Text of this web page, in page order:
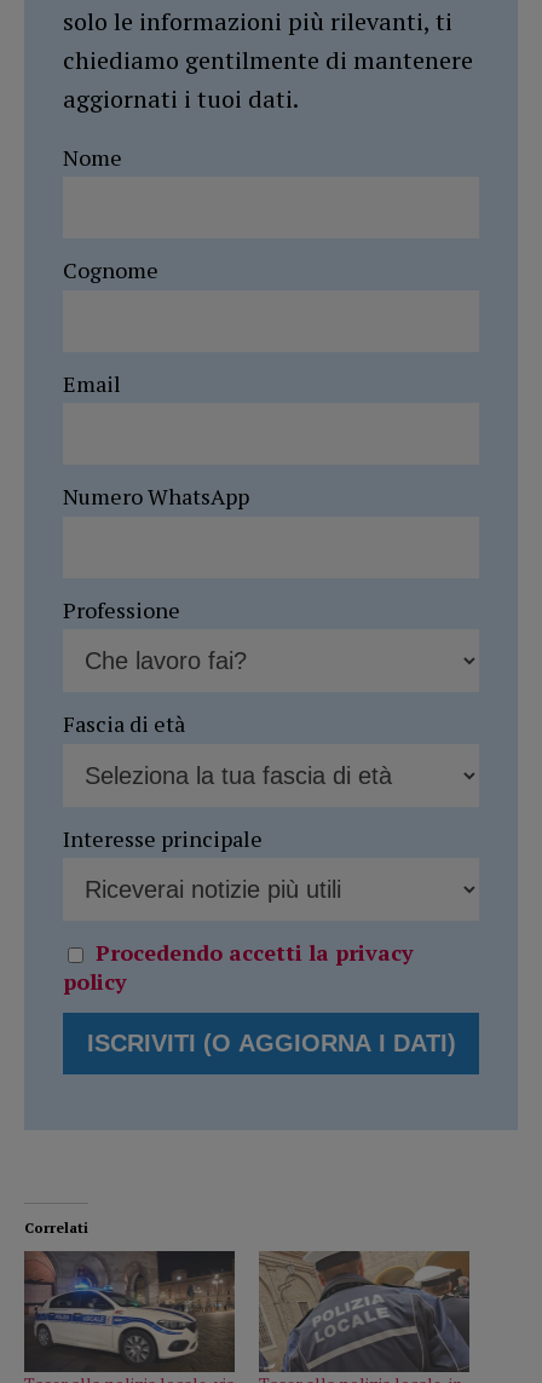
solo le informazioni più rilevanti, ti
chiediamo gentilmente di mantenere
aggiornati i tuoi dati.
Nome
Cognome
Email
Numero WhatsApp
Professione
Fascia di età
Interesse principale
Procedendo accetti la privacy
policy
Correlati